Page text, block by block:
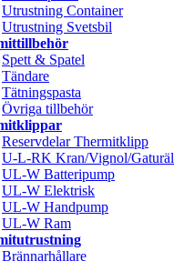
Utrustning Container
Utrustning Svetsbil
Spett & Spatel
Tändare
Tätningspasta
Övriga tillbehör
Reservdelar Thermitklipp
U-L-RK Kran/Vignol/Gaturäl
UL-W Batteripump
UL-W Elektrisk
UL-W Handpump
UL-W Ram
Brännarhållare